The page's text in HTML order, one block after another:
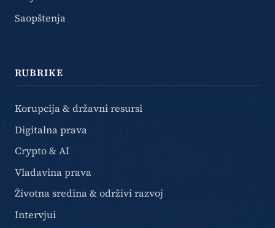
Saopštenja
RUBRIKE
Korupcija & državni resursi
Digitalna prava
Crypto & AI
Vladavina prava
Životna sredina & održivi razvoj
Intervjui